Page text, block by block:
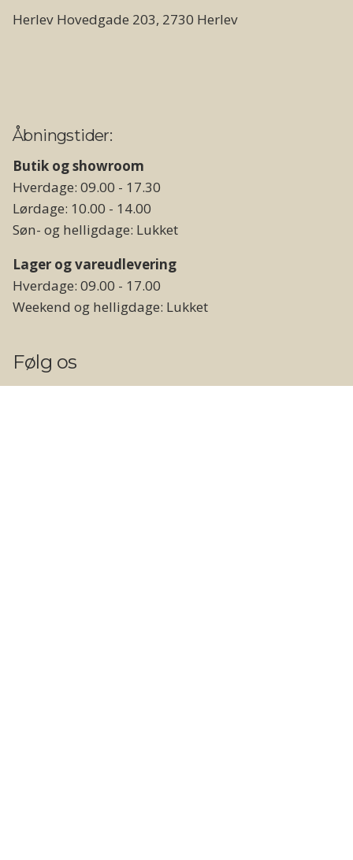
Herlev Hovedgade 203, 2730 Herlev
Åbningstider:
Butik og showroom
Hverdage: 09.00 - 17.30
Lørdage: 10.00 - 14.00
Søn- og helligdage: Lukket
Lager og vareudlevering
Hverdage: 09.00 - 17.00
Weekend og helligdage: Lukket
Følg os